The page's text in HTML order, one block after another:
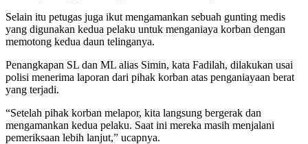
Selain itu petugas juga ikut mengamankan sebuah gunting medis
yang digunakan kedua pelaku untuk menganiaya korban dengan
memotong kedua daun telinganya.
Penangkapan SL dan ML alias Simin, kata Fadilah, dilakukan usai
polisi menerima laporan dari pihak korban atas penganiayaan berat
yang terjadi.
“Setelah pihak korban melapor, kita langsung bergerak dan
mengamankan kedua pelaku. Saat ini mereka masih menjalani
pemeriksaan lebih lanjut,” ucapnya.